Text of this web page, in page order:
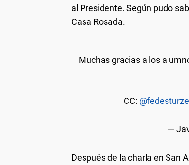
al Presidente. Según pudo
Casa Rosada.
Muchas gracias a los
CC: @fedesturze
—
Después de la charla en San